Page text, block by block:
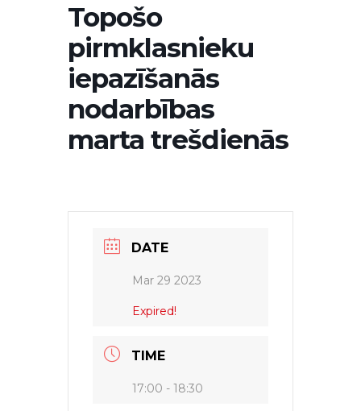
Topošo
pirmklasnieku
iepazīšanās
nodarbības
marta trešdienās
DATE
Mar 29 2023
Expired!
TIME
17:00 - 18:30